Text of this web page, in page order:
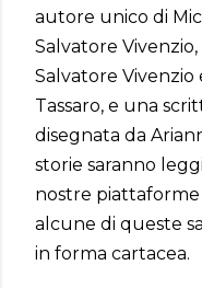
autore unico di
Salvatore
Salvatore Vivenzio
Tassaro, e una
disegnata da
storie saranno
nostre piattaforme
alcune di queste
in forma cartacea.